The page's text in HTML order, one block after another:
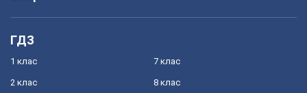
ГДЗ
1 клас
2 клас
7 клас
8 клас